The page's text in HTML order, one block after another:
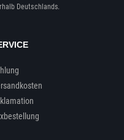
Deutschlands.